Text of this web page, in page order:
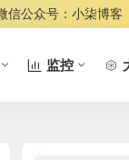
信公众号：小柒博客
监控